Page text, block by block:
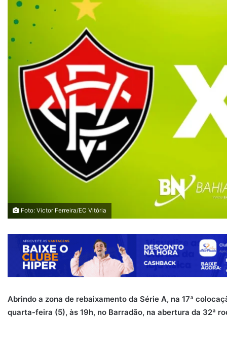
Foto: Victor Ferreira/EC Vitória
Abrindo a zona de rebaixamento da Série A, na 17ª
quarta-feira (5), às 19h, no Barradão, na abertura da 32ª